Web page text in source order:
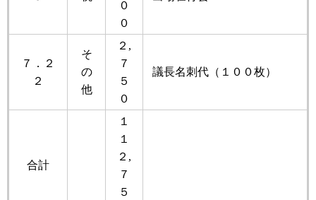
０
０
７．２
２
そ
の
他
２,
７
５
０
議長名刺代（１００枚）
合計
１
１
２,
７
５